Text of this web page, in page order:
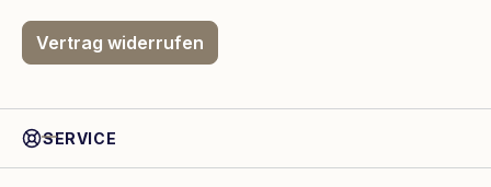
Vertrag widerrufen
SERVICE